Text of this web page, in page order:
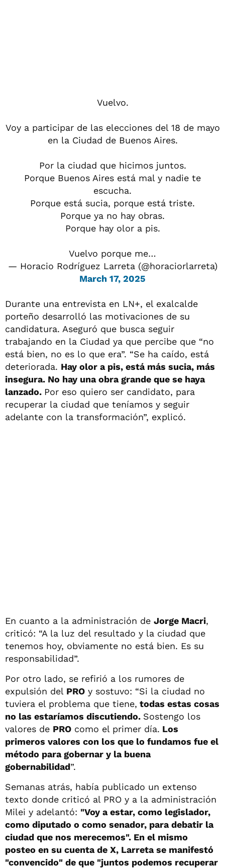
Vuelvo.
Voy a participar de las elecciones del 18 de mayo
en la Ciudad de Buenos Aires.
Por la ciudad que hicimos juntos.
Porque Buenos Aires está mal y nadie te
escucha.
Porque está sucia, porque está triste.
Porque ya no hay obras.
Porque hay olor a pis.
Vuelvo porque me…
— Horacio Rodríguez Larreta (@horaciorlarreta)
March 17, 2025
Durante una entrevista en LN+, el exalcalde
porteño desarrolló las motivaciones de su
candidatura. Aseguró que busca seguir
trabajando en la Ciudad ya que percibe que “no
está bien, no es lo que era”. “Se ha caído, está
deteriorada. Hay olor a pis, está más sucia, más
insegura. No hay una obra grande que se haya
lanzado. Por eso quiero ser candidato, para
recuperar la ciudad que teníamos y seguir
adelante con la transformación”, explicó.
En cuanto a la administración de Jorge Macri,
criticó: “A la luz del resultado y la ciudad que
tenemos hoy, obviamente no está bien. Es su
responsabilidad”.
Por otro lado, se refirió a los rumores de
expulsión del PRO y sostuvo: “Si la ciudad no
tuviera el problema que tiene, todas estas cosas
no las estaríamos discutiendo. Sostengo los
valores de PRO como el primer día. Los
primeros valores con los que lo fundamos fue el
método para gobernar y la buena
gobernabilidad”.
Semanas atrás, había publicado un extenso
texto donde criticó al PRO y a la administración
Milei y adelantó: "Voy a estar, como legislador,
como diputado o como senador, para debatir la
ciudad que nos merecemos". En el mismo
posteo en su cuenta de X, Larreta se manifestó
"convencido" de que "juntos podemos recuperar